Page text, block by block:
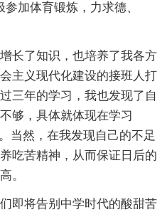
加体育锻炼，力求德、
长了知识，也培养了我各方
主义现代化建设的接班人打
三年的学习，我也发现了自
够，具体就体现在学习
当然，在我发现自己的不足
吃苦精神，从而保证日后的
。
即将告别中学时代的酸甜苦